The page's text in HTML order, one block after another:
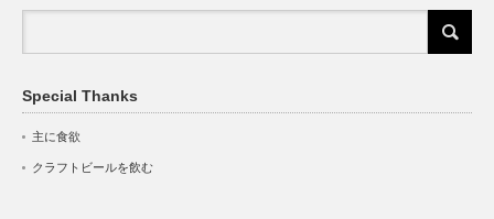
Special Thanks
主に食欲
クラフトビールを飲む